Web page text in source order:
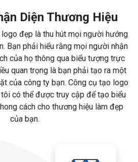
Diện Thương Hiệu
đẹp là thu hút mọi người hướng
Bạn phải hiểu rằng mọi người nhận
của họ thông qua biểu tượng trực
quan trọng là bạn phải tạo ra một
của công ty bạn. Công cụ tạo logo
có thể được truy cập để tạo biểu
cách cho thương hiệu làm đẹp
của bạn.